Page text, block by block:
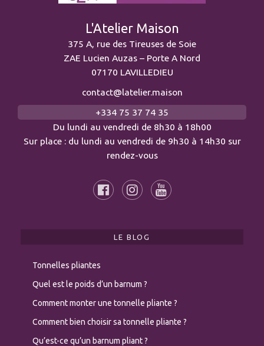
L'Atelier Maison
375 A, rue des Tireuses de Soie
ZAE Lucien Auzas – Porte A Nord
07170 LAVILLEDIEU
contact@latelier.maison
+334 75 37 74 35
Du lundi au vendredi de 8h30 à 18h00
Sur place : du lundi au vendredi de 9h30 à 14h30 sur
rendez-vous
LE BLOG
Tonnelles pliantes
Quel est le poids d’un barnum ?
Comment monter une tonnelle pliante ?
Comment bien choisir sa tonnelle pliante ?
Qu’est-ce qu’un barnum pliant ?